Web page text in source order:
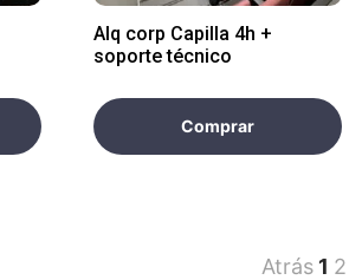
Alq corp Capilla 4h +
soporte técnico
Comprar
Atrás 1 2